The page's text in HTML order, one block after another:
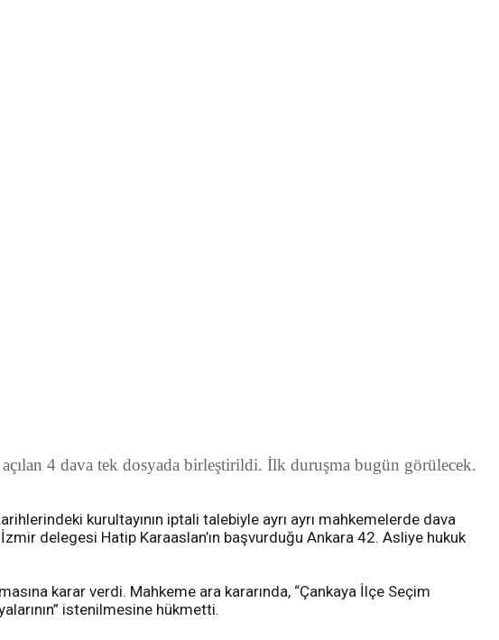
4 dava tek dosyada birleştirildi. İlk duruşma bugün görülecek.
kurultayının iptali talebiyle ayrı ayrı mahkemelerde dava
delegesi Hatip Karaaslan’ın başvurduğu Ankara 42. Asliye hukuk
karar verdi. Mahkeme ara kararında, “Çankaya İlçe Seçim
istenilmesine hükmetti.